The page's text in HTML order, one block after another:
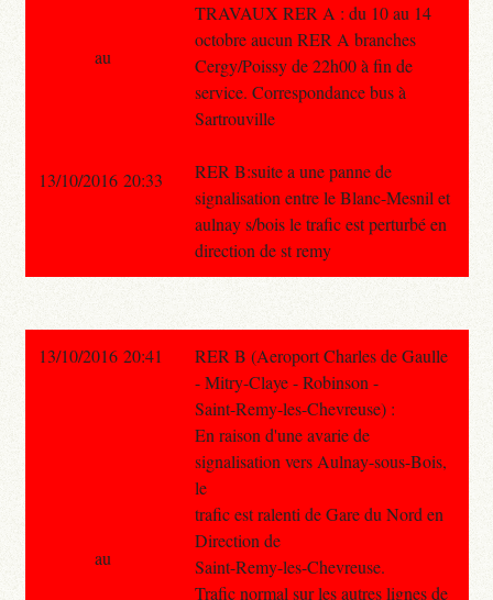
TRAVAUX RER A : du 10 au 14
octobre aucun RER A branches
Cergy/Poissy de 22h00 à fin de
service. Correspondance bus à
Sartrouville
RER B:suite a une panne de
signalisation entre le Blanc-Mesnil et
aulnay s/bois le trafic est perturbé en
direction de st remy
au
13/10/2016 20:33
13/10/2016 20:41
RER B (Aeroport Charles de Gaulle
- Mitry-Claye - Robinson -
Saint-Remy-les-Chevreuse) :
En raison d'une avarie de
signalisation vers Aulnay-sous-Bois,
le
trafic est ralenti de Gare du Nord en
Direction de
Saint-Remy-les-Chevreuse.
Trafic normal sur les autres lignes de
au